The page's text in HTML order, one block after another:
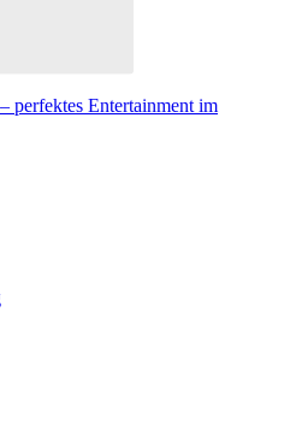
perfektes Entertainment im